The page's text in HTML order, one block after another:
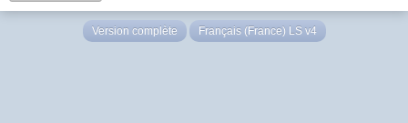
Version complète Français (France) LS v4